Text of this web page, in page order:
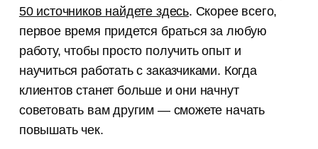
50 источников найдете здесь. Скорее всего,
первое время придется браться за любую
работу, чтобы просто получить опыт и
научиться работать с заказчиками. Когда
клиентов станет больше и они начнут
советовать вам другим — сможете начать
повышать чек.